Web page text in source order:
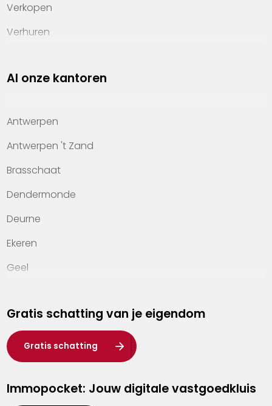
Verkopen
Verhuren
Property management
Kennis van wonen
Kantoren
Veelgestelde vragen
Werken bij Heylen Vastgoed
Contact
Al onze kantoren
Antwerpen
Antwerpen 't Zand
Brasschaat
Dendermonde
Deurne
Ekeren
Geel
Hasselt
Heist-op-den-Berg
Herentals
Kalmthout
Gratis schatting van je eigendom
Gratis schatting
Immopocket: Jouw digitale vastgoedkluis